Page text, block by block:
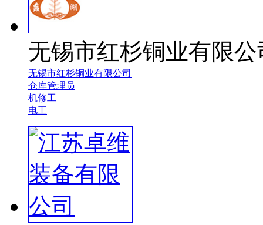
无锡市红杉铜业有限公
无锡市红杉铜业有限公司
仓库管理员
机修工
电工